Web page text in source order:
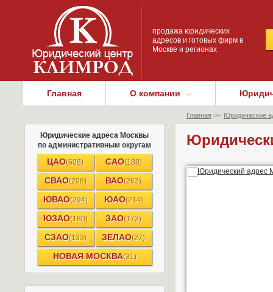
продажа юридических
адресов и готовых фирм в
Москве и регионах
Главная О компании
Юридические адреса Москвы
по административным округам
ЦАО(608) САО(188)
СВАО(208) ВАО(263)
ЮВАО(294) ЮАО(214)
ЮЗАО(180) ЗАО(173)
СЗАО(133) ЗЕЛАО(27)
НОВАЯ МОСКВА(31)
Главная >> Юридические